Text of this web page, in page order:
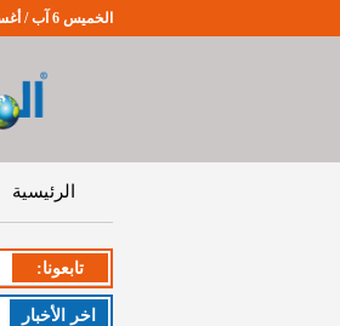
الخميس 6 آب / أغسطس 2026. 4:23:40 مساءً
الرئيسية
تابعونا:
اخر اﻷخبار